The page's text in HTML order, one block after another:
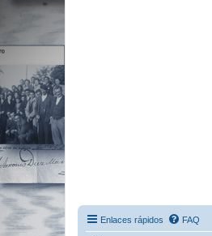
Enlaces rápidos FAQ